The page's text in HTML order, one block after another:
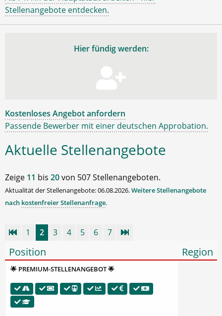
Stellenangebote entdecken.
Hier fündig werden:
Kostenloses Angebot anfordern
Passende Bewerber mit einer deutschen Approbation.
Aktuelle Stellenangebote
Zeige 11 bis 20von 507 Stellenangeboten.
Aktualität der Stellenangebote: 06.08.2026.Weitere Stellenangebote
nach kostenfreier Stellenanfrage.
1 2 3 4 5 6 7
Position Region
🌟 PREMIUM-STELLENANGEBOT 🌟